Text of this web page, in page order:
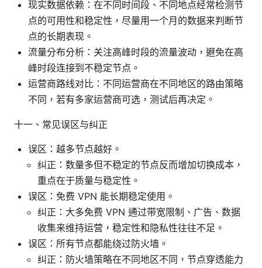
现实数据依赖：在不同时间段、不同地点经常检测节
点的可用性和稳定性，尽量用一个月的数据来判断节
点的长期表现。
流量分布分析：关注高峰时段的流量波动，避免在高
峰时段连接到不稳定节点。
运营商路线对比：不同运营商在不同地区的路由策略
不同，若有多家运营商可选，测试后再决定。
十一、常见误区与纠正
误区：越多节点越好。
纠正：数量多但不稳定的节点反而增加切换成本，
重点在于质量与稳定性。
误区：免费 VPN 能长期稳定使用。
纠正：大多免费 VPN 通过带宽限制、广告、数据
收集来维持运营，稳定性和隐私性往往不足。
误区：所有节点都能绕过防火墙。
纠正：防火墙策略在不同地区不同，节点穿透能力